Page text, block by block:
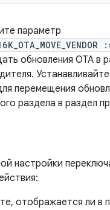
параметр
обновления OTA в
перемещения
раздела в раздел
настройки
отображается ли в